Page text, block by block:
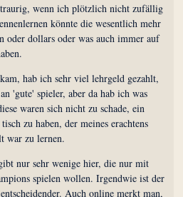
wenn ich plötzlich nicht zufällig
könnte die wesentlich mehr
oder dollars oder was auch immer auf
hab ich sehr viel lehrgeld gezahlt,
'gute' spieler, aber da hab ich was
waren sich nicht zu schade, ein
zu haben, der meines erachtens
war zu lernen.
nur sehr wenige hier, die nur mit
spielen wollen. Irgendwie ist der
Auch online merkt man,